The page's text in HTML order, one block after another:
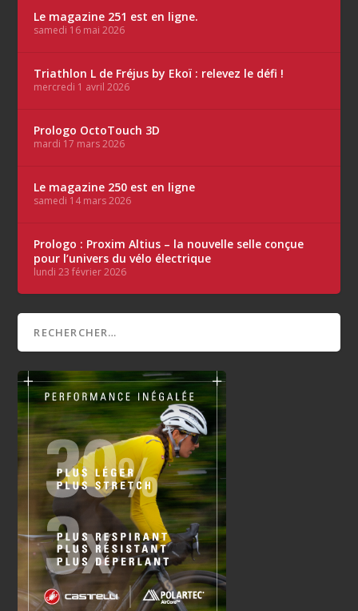
Le magazine 251 est en ligne.
samedi 16 mai 2026
Triathlon L de Fréjus by Ekoï : relevez le défi !
mercredi 1 avril 2026
Prologo OctoTouch 3D
mardi 17 mars 2026
Le magazine 250 est en ligne
samedi 14 mars 2026
Prologo : Proxim Altius – la nouvelle selle conçue
pour l’univers du vélo électrique
lundi 23 février 2026